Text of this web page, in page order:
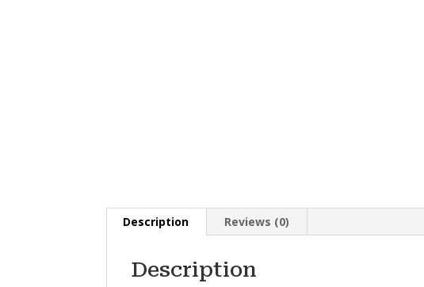
Description Reviews (0)
Description